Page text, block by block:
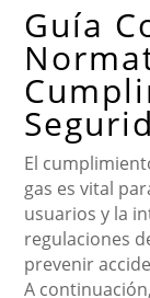
Guía
El
gas es vital
usuarios y la
regulaciones
prevenir
A